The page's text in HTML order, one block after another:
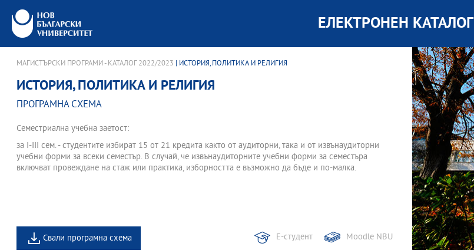
ЕЛЕКТРОНЕН КАТАЛОГ
МАГИСТЪРСКИ ПРОГРАМИ - КАТАЛОГ 2022/2023 | ИСТОРИЯ, ПОЛИТИКА И РЕЛИГИЯ
ИСТОРИЯ, ПОЛИТИКА И РЕЛИГИЯ
ПРОГРАМНА СХЕМА
Семестриална учебна заетост:
за І-III сем. - студентите избират 15 от 21 кредита както от аудиторни, така и от извънаудиторни
учебни форми за всеки семестър. В случай, че извънаудиторните учебни форми за семестъра
включват провеждане на стаж или практика, изборността е възможно да бъде и по-малка.
Свали програмна схема Е-студент Moodle NBU